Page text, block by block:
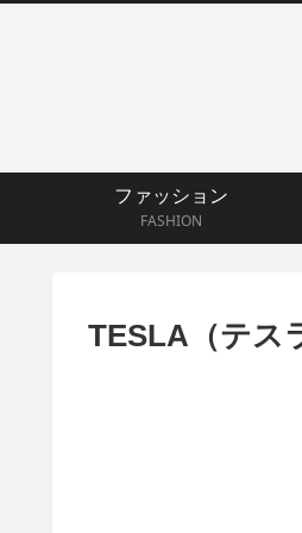
ファッション
FASHION
TESLA（テス